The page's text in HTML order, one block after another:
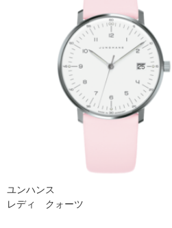
ユンハンス
レディ クォーツ